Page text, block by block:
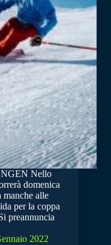
Nello
domenica
manche alle
per la coppa
preannuncia
2022